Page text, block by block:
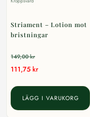
Striament – Lotion mot
bristningar
149,00kr
111,75 kr
LÄGG I VARUKORG